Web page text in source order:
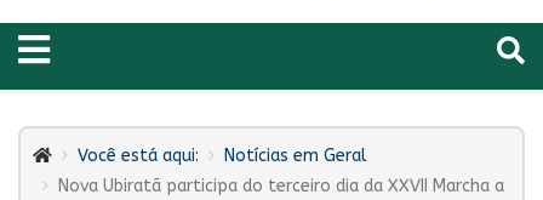
Você está aqui:
Notícias em Geral
Nova Ubiratã participa do terceiro dia da XXVII Marcha a